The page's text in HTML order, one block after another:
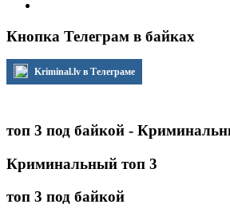
Кнопка Телеграм в байках
Kriminal.lv в Телеграме
топ 3 под байкой -
Криминальный топ 3
топ 3 под байкой